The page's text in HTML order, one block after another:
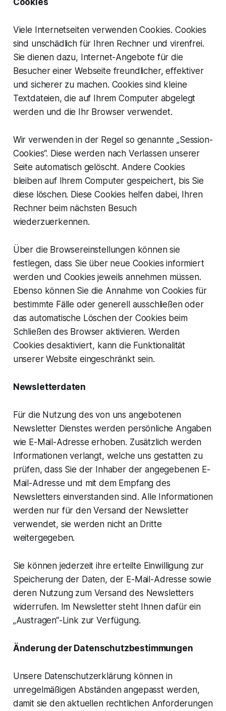
Viele Internetseiten verwenden Cookies. Cookies
sind unschädlich für Ihren Rechner und virenfrei.
Sie dienen dazu, Internet-Angebote für die
Besucher einer Webseite freundlicher, effektiver
und sicherer zu machen. Cookies sind kleine
Textdateien, die auf Ihrem Computer abgelegt
werden und die Ihr Browser verwendet.
Wir verwenden in der Regel so genannte „Session-
Cookies“. Diese werden nach Verlassen unserer
Seite automatisch gelöscht. Andere Cookies
bleiben auf Ihrem Computer gespeichert, bis Sie
diese löschen. Diese Cookies helfen dabei, Ihren
Rechner beim nächsten Besuch
wiederzuerkennen.
Über die Browsereinstellungen können sie
festlegen, dass Sie über neue Cookies informiert
werden und Cookies jeweils annehmen müssen.
Ebenso können Sie die Annahme von Cookies für
bestimmte Fälle oder generell ausschließen oder
das automatische Löschen der Cookies beim
Schließen des Browser aktivieren. Werden
Cookies desaktiviert, kann die Funktionalität
unserer Website eingeschränkt sein.
Newsletterdaten
Für die Nutzung des von uns angebotenen
Newsletter Dienstes werden persönliche Angaben
wie E-Mail-Adresse erhoben. Zusätzlich werden
Informationen verlangt, welche uns gestatten zu
prüfen, dass Sie der Inhaber der angegebenen E-
Mail-Adresse und mit dem Empfang des
Newsletters einverstanden sind. Alle Informationen
werden nur für den Versand der Newsletter
verwendet, sie werden nicht an Dritte
weitergegeben.
Sie können jederzeit ihre erteilte Einwilligung zur
Speicherung der Daten, der E-Mail-Adresse sowie
deren Nutzung zum Versand des Newsletters
widerrufen. Im Newsletter steht Ihnen dafür ein
„Austragen“-Link zur Verfügung.
Änderung der Datenschutzbestimmungen
Unsere Datenschutzerklärung können in
unregelmäßigen Abständen angepasst werden,
damit sie den aktuellen rechtlichen Anforderungen